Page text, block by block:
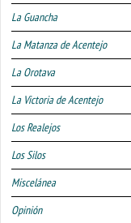
La Guancha
La Matanza de Acentejo
La Orotava
La Victoria de Acentejo
Los Realejos
Los Silos
Miscelánea
Opinión